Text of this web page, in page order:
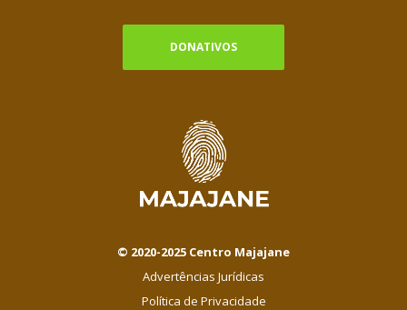
DONATIVOS
© 2020-2025 Centro Majajane
Advertências Jurídicas
Política de Privacidade